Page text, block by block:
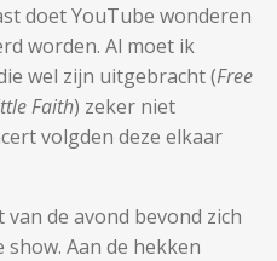
doet YouTube wonderen
worden. Al moet ik
wel zijn uitgebracht (Free
Faith) zeker niet
volgden deze elkaar
de avond bevond zich
Aan de hekken